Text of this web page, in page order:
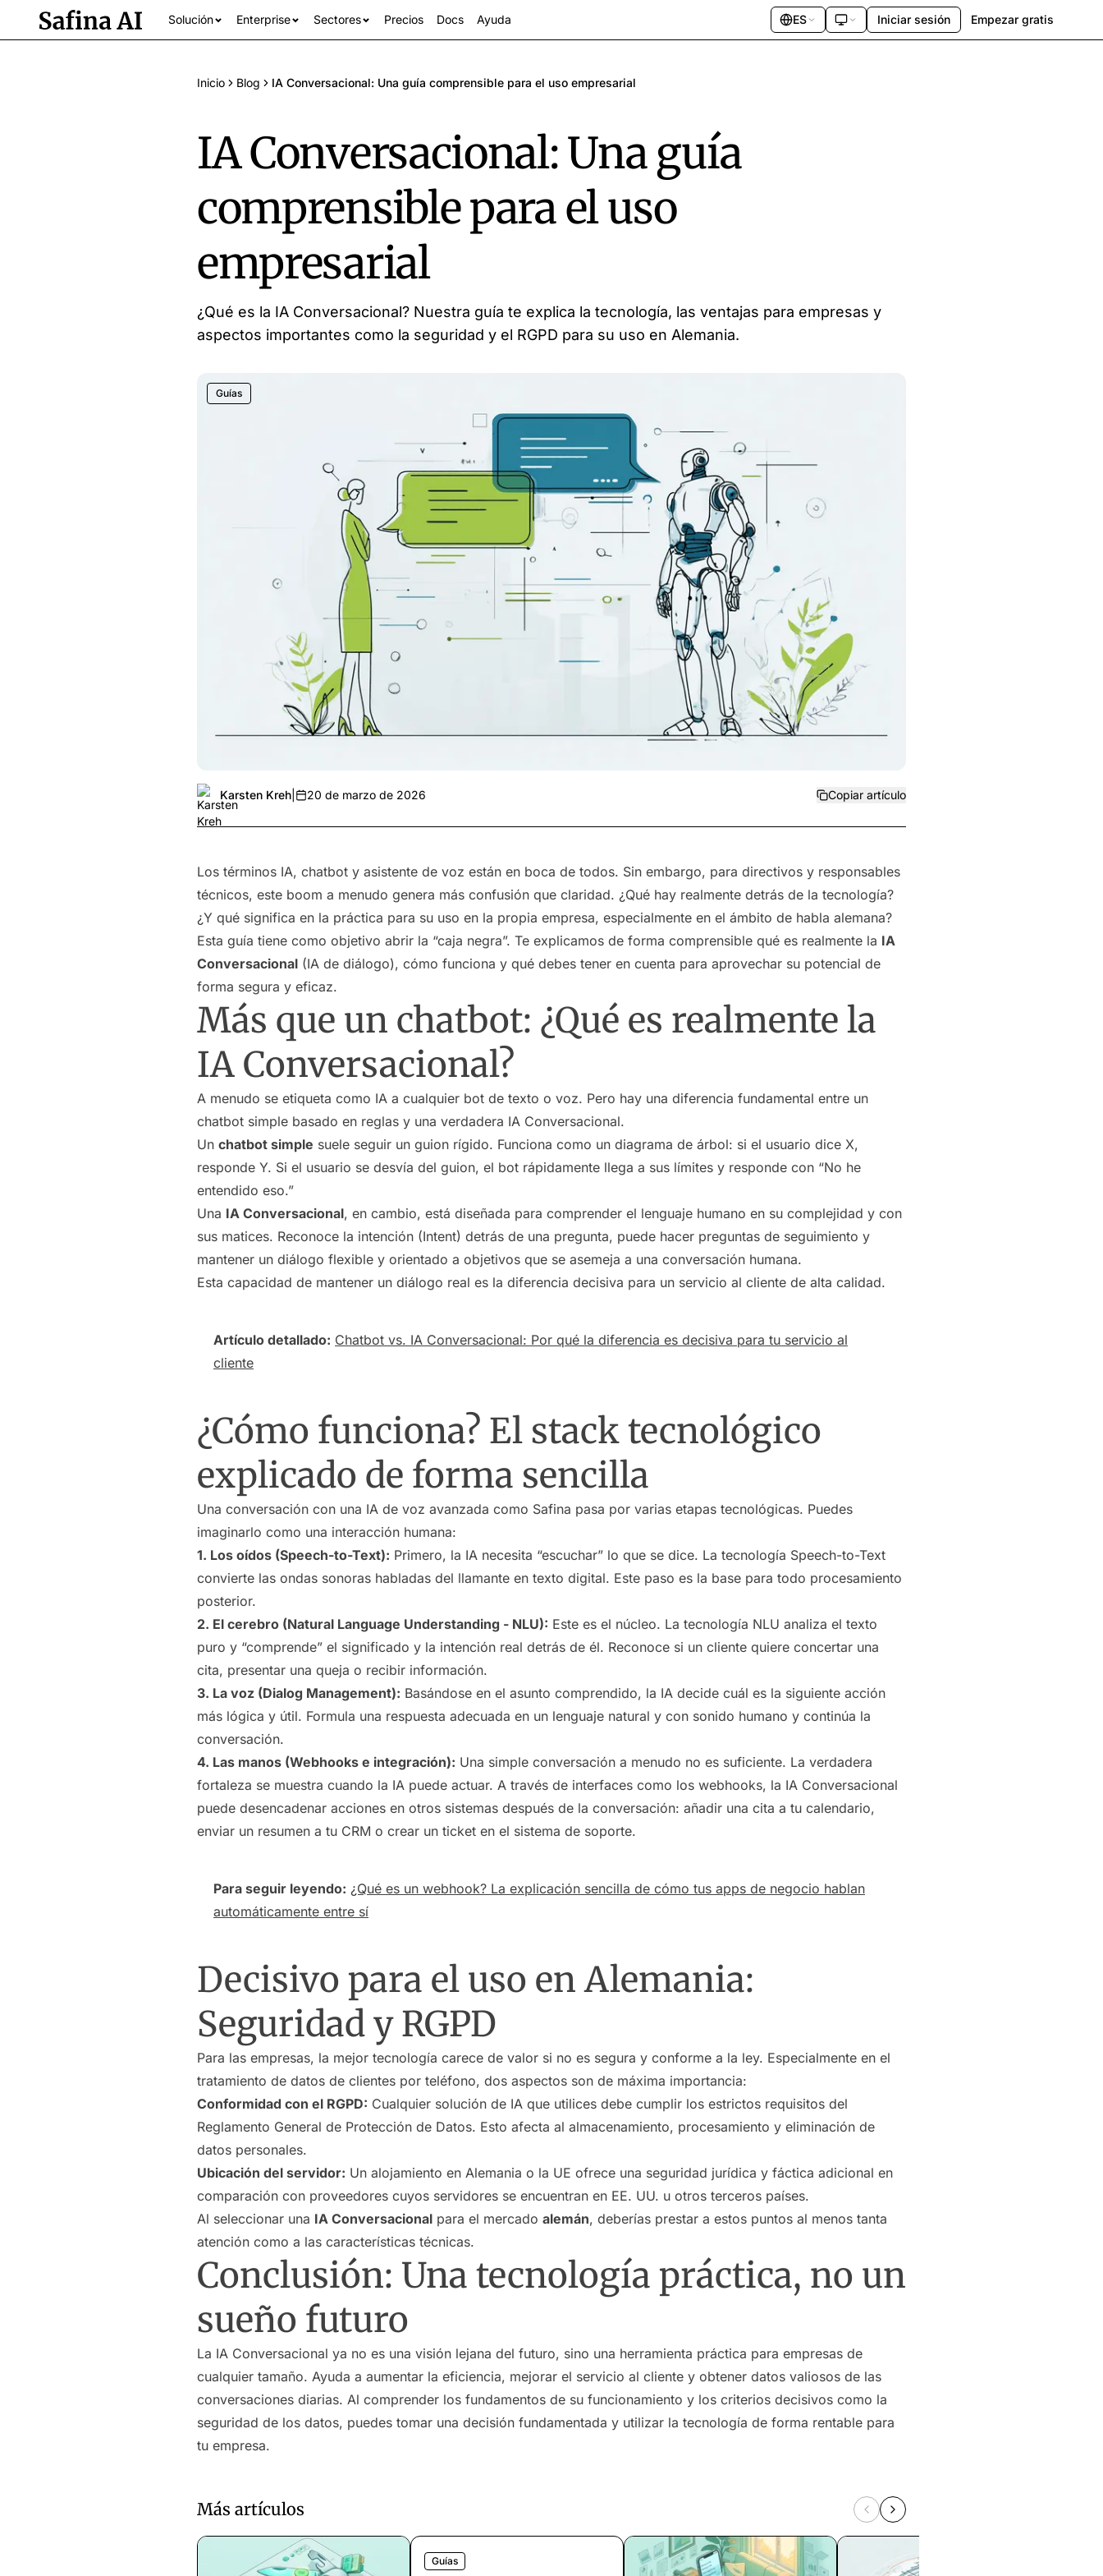
Solución Enterprise Sectores
Ver todos los sectores
Precios Docs Ayuda ES Iniciar sesión Empezar gratis
Inicio Blog IA Conversacional: Una guía comprensible para el uso empresarial
IA Conversacional: Una guía
comprensible para el uso
empresarial
¿Qué es la IA Conversacional? Nuestra guía te explica la tecnología, las ventajas para empresas y
aspectos importantes como la seguridad y el RGPD para su uso en Alemania.
Guías
Karsten Kreh 20 de marzo de 2026 Copiar artículo
Los términos IA, chatbot y asistente de voz están en boca de todos. Sin embargo, para directivos y responsables
técnicos, este boom a menudo genera más confusión que claridad. ¿Qué hay realmente detrás de la tecnología?
¿Y qué significa en la práctica para su uso en la propia empresa, especialmente en el ámbito de habla alemana?
Esta guía tiene como objetivo abrir la “caja negra”. Te explicamos de forma comprensible qué es realmente la IA
Conversacional (IA de diálogo), cómo funciona y qué debes tener en cuenta para aprovechar su potencial de
forma segura y eficaz.
Más que un chatbot: ¿Qué es realmente la
IA Conversacional?
A menudo se etiqueta como IA a cualquier bot de texto o voz. Pero hay una diferencia fundamental entre un
chatbot simple basado en reglas y una verdadera IA Conversacional.
Un chatbot simple suele seguir un guion rígido. Funciona como un diagrama de árbol: si el usuario dice X,
responde Y. Si el usuario se desvía del guion, el bot rápidamente llega a sus límites y responde con “No he
entendido eso.”
Una IA Conversacional, en cambio, está diseñada para comprender el lenguaje humano en su complejidad y con
sus matices. Reconoce la intención (Intent) detrás de una pregunta, puede hacer preguntas de seguimiento y
mantener un diálogo flexible y orientado a objetivos que se asemeja a una conversación humana.
Esta capacidad de mantener un diálogo real es la diferencia decisiva para un servicio al cliente de alta calidad.
Artículo detallado: Chatbot vs. IA Conversacional: Por qué la diferencia es decisiva para tu servicio al
cliente
¿Cómo funciona? El stack tecnológico
explicado de forma sencilla
Una conversación con una IA de voz avanzada como Safina pasa por varias etapas tecnológicas. Puedes
imaginarlo como una interacción humana:
1. Los oídos (Speech-to-Text): Primero, la IA necesita “escuchar” lo que se dice. La tecnología Speech-to-Text
convierte las ondas sonoras habladas del llamante en texto digital. Este paso es la base para todo procesamiento
posterior.
2. El cerebro (Natural Language Understanding - NLU): Este es el núcleo. La tecnología NLU analiza el texto
puro y “comprende” el significado y la intención real detrás de él. Reconoce si un cliente quiere concertar una
cita, presentar una queja o recibir información.
3. La voz (Dialog Management): Basándose en el asunto comprendido, la IA decide cuál es la siguiente acción
más lógica y útil. Formula una respuesta adecuada en un lenguaje natural y con sonido humano y continúa la
conversación.
4. Las manos (Webhooks e integración): Una simple conversación a menudo no es suficiente. La verdadera
fortaleza se muestra cuando la IA puede actuar. A través de interfaces como los webhooks, la IA Conversacional
puede desencadenar acciones en otros sistemas después de la conversación: añadir una cita a tu calendario,
enviar un resumen a tu CRM o crear un ticket en el sistema de soporte.
Para seguir leyendo: ¿Qué es un webhook? La explicación sencilla de cómo tus apps de negocio hablan
automáticamente entre sí
Decisivo para el uso en Alemania:
Seguridad y RGPD
Para las empresas, la mejor tecnología carece de valor si no es segura y conforme a la ley. Especialmente en el
tratamiento de datos de clientes por teléfono, dos aspectos son de máxima importancia:
Conformidad con el RGPD: Cualquier solución de IA que utilices debe cumplir los estrictos requisitos del
Reglamento General de Protección de Datos. Esto afecta al almacenamiento, procesamiento y eliminación de
datos personales.
Ubicación del servidor: Un alojamiento en Alemania o la UE ofrece una seguridad jurídica y fáctica adicional en
comparación con proveedores cuyos servidores se encuentran en EE. UU. u otros terceros países.
Al seleccionar una IA Conversacional para el mercado alemán, deberías prestar a estos puntos al menos tanta
atención como a las características técnicas.
Conclusión: Una tecnología práctica, no un
sueño futuro
La IA Conversacional ya no es una visión lejana del futuro, sino una herramienta práctica para empresas de
cualquier tamaño. Ayuda a aumentar la eficiencia, mejorar el servicio al cliente y obtener datos valiosos de las
conversaciones diarias. Al comprender los fundamentos de su funcionamiento y los criterios decisivos como la
seguridad de los datos, puedes tomar una decisión fundamentada y utilizar la tecnología de forma rentable para
tu empresa.
Más artículos
Guías